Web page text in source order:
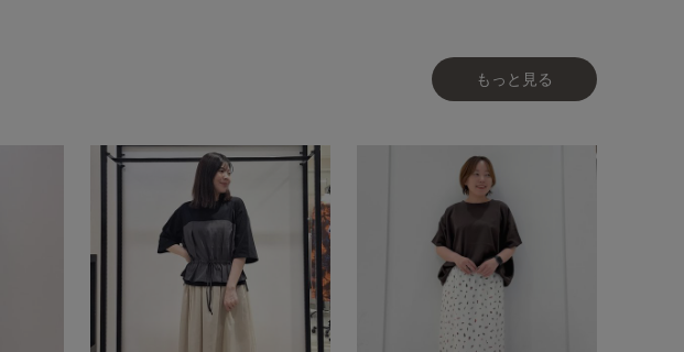
もっと見る